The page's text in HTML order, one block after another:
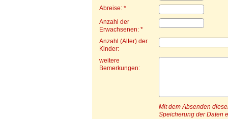
Abreise: *
Anzahl der
Erwachsenen: *
Anzahl (Alter) der
Kinder:
weitere
Bemerkungen:
Mit dem Absenden
Speicherung der Daten